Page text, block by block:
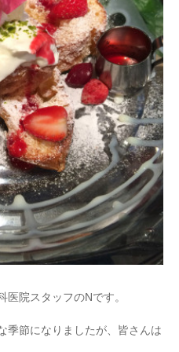
医院スタッフのNです。
季節になりましたが、皆さんは